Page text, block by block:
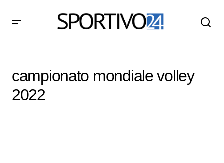
campionato mondiale volley
2022